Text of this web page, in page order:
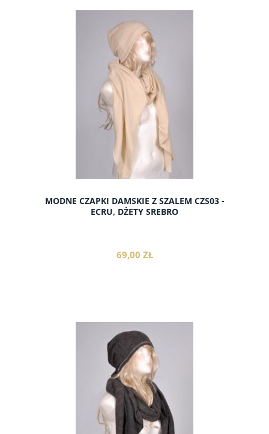
do koszyka
MODNE CZAPKI DAMSKIE Z SZALEM CZS03 -
ECRU, DŻETY SREBRO
69,00 ZŁ
do koszyka